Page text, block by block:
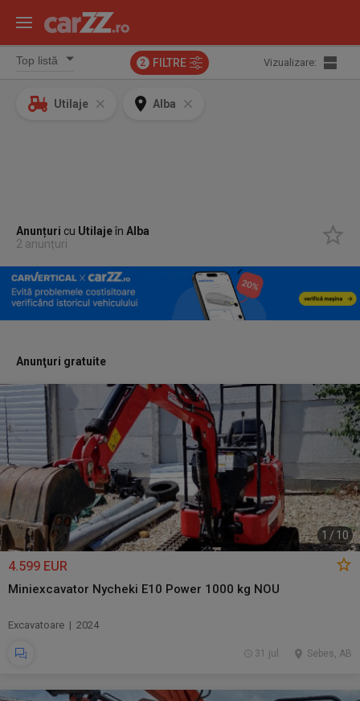
2 FILTRE Vizualizare:
Utilaje Alba
Anunțuri cu UtilajeînAlba
2 anunțuri
Anunţuri gratuite
1 / 10
4.599 EUR
Miniexcavator Nycheki E10 Power 1000 kg NOU
Excavatoare | 2024
Sebes, AB
31 jul.